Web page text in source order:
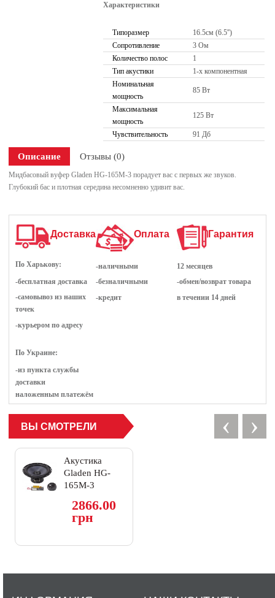
Характеристики
Типоразмер
16.5см (6.5'')
Сопротивление
3 Ом
Количество полос
1
Тип акустики
1-х компонентная
Номинальная
мощность
85 Вт
Максимальная
мощность
125 Вт
Чувствительность 91 Дб
Описание Отзывы (0)
Мидбасовый вуфер Gladen HG-165M-3 порадует вас с первых же звуков.
Глубокий бас и плотная середина несомненно удивит вас.
Доставка
По Харькову:
-бесплатная доставка
-самовывоз из наших
точек
-курьером по адресу
По Украине:
-из пункта службы
доставки
наложенным платежём
Оплата
-наличными
-безналичными
-кредит
Гарантия
12 месяцев
-обмен/возврат товара
в течении 14 дней
ВЫ СМОТРЕЛИ ‹ ›
Акустика
Gladen HG-
165M-3
2866.00
грн